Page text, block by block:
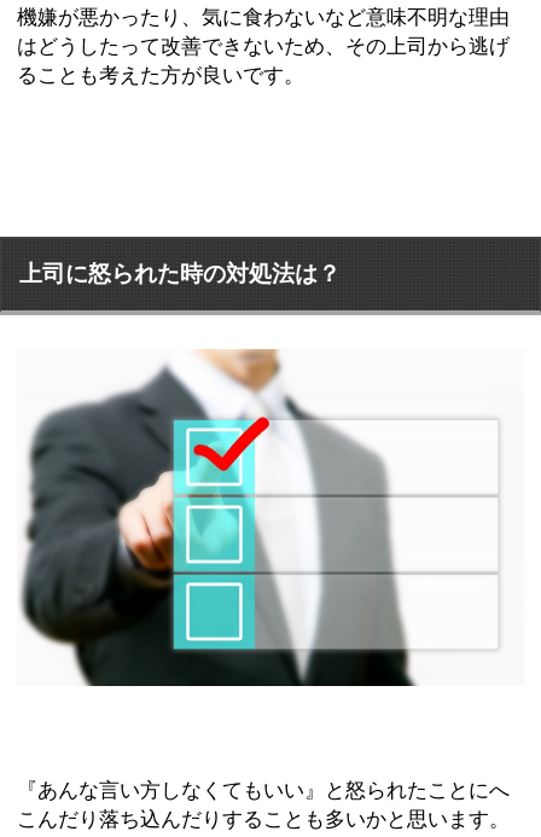
機嫌が悪かったり、気に食わないなど意味不明な理由
はどうしたって改善できないため、その上司から逃げ
ることも考えた方が良いです。
上司に怒られた時の対処法は？
『あんな言い方しなくてもいい』と怒られたことにへ
こんだり落ち込んだりすることも多いかと思います。